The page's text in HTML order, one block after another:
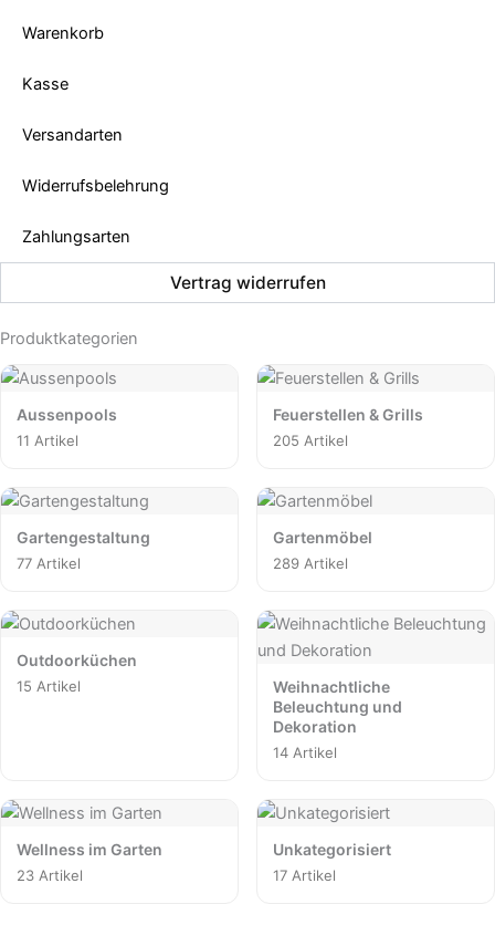
Warenkorb
Kasse
Versandarten
Widerrufsbelehrung
Zahlungsarten
Vertrag widerrufen
Produktkategorien
Aussenpools
11 Artikel
Feuerstellen & Grills
205 Artikel
Gartengestaltung
77 Artikel
Gartenmöbel
289 Artikel
Outdoorküchen
15 Artikel
Weihnachtliche
Beleuchtung und
Dekoration
14 Artikel
Wellness im Garten
23 Artikel
Unkategorisiert
17 Artikel